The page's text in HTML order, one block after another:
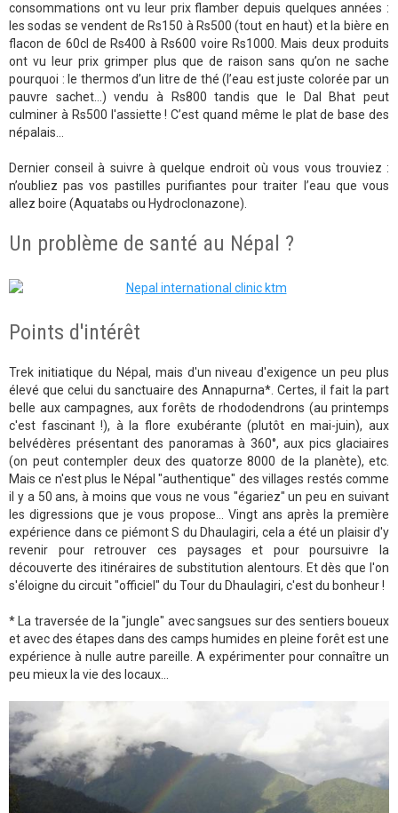
consommations ont vu leur prix flamber depuis quelques années :
les sodas se vendent de Rs150 à Rs500 (tout en haut) et la bière en
flacon de 60cl de Rs400 à Rs600 voire Rs1000. Mais deux produits
ont vu leur prix grimper plus que de raison sans qu’on ne sache
pourquoi : le thermos d’un litre de thé (l’eau est juste colorée par un
pauvre sachet…) vendu à Rs800 tandis que le Dal Bhat peut
culminer à Rs500 l'assiette ! C’est quand même le plat de base des
népalais…
Dernier conseil à suivre à quelque endroit où vous vous trouviez :
n’oubliez pas vos pastilles purifiantes pour traiter l’eau que vous
allez boire (Aquatabs ou Hydroclonazone).
Un problème de santé au Népal ?
Points d'intérêt
Trek initiatique du Népal, mais d'un niveau d'exigence un peu plus
élevé que celui du sanctuaire des Annapurna*. Certes, il fait la part
belle aux campagnes, aux forêts de rhododendrons (au printemps
c'est fascinant !), à la flore exubérante (plutôt en mai-juin), aux
belvédères présentant des panoramas à 360°, aux pics glaciaires
(on peut contempler deux des quatorze 8000 de la planète), etc.
Mais ce n'est plus le Népal "authentique" des villages restés comme
il y a 50 ans, à moins que vous ne vous "égariez" un peu en suivant
les digressions que je vous propose... Vingt ans après la première
expérience dans ce piémont S du Dhaulagiri, cela a été un plaisir d'y
revenir pour retrouver ces paysages et pour poursuivre la
découverte des itinéraires de substitution alentours. Et dès que l'on
s'éloigne du circuit "officiel" du Tour du Dhaulagiri, c'est du bonheur !
* La traversée de la "jungle" avec sangsues sur des sentiers boueux
et avec des étapes dans des camps humides en pleine forêt est une
expérience à nulle autre pareille. A expérimenter pour connaître un
peu mieux la vie des locaux...